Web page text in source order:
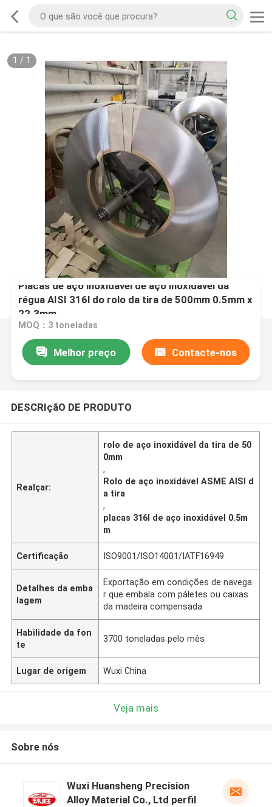
1 / 1
Placas de aço inoxidável de aço inoxidável da
régua AISI 316l do rolo da tira de 500mm 0.5mm x
22.3mm
MOQ：3 toneladas
Melhor preço Contacte-nos
DESCRIçãO DE PRODUTO
Realçar:
rolo de aço inoxidável da tira de 50
0mm
,
Rolo de aço inoxidável ASME AISI d
a tira
,
placas 316l de aço inoxidável 0.5m
m
Certificação ISO9001/ISO14001/IATF16949
Detalhes da emba
lagem
Exportação em condições de navega
r que embala com páletes ou caixas
da madeira compensada
Habilidade da fon
te
3700 toneladas pelo mês
Lugar de origem Wuxi China
Veja mais
Sobre nós
Wuxi Huansheng Precision
Alloy Material Co., Ltd perfil